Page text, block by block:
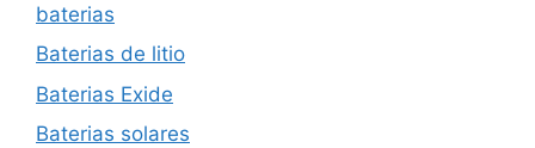
baterias
Baterias de litio
Baterias Exide
Baterias solares